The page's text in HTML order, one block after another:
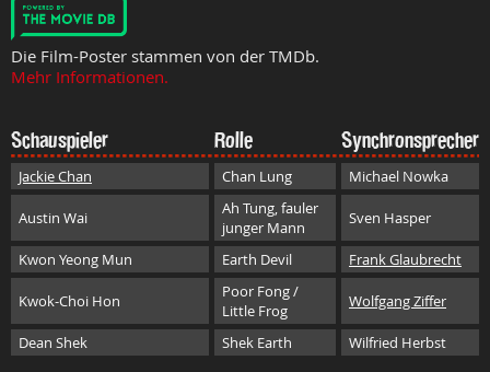
Die Film-Poster stammen von der TMDb.
Mehr Informationen.
Schauspieler Rolle Synchronsprecher
Jackie Chan Chan Lung Michael Nowka
Austin Wai
Ah Tung, fauler
junger Mann
Sven Hasper
Kwon Yeong Mun Earth Devil Frank Glaubrecht
Kwok-Choi Hon
Poor Fong /
Little Frog
Wolfgang Ziffer
Dean Shek Shek Earth Wilfried Herbst